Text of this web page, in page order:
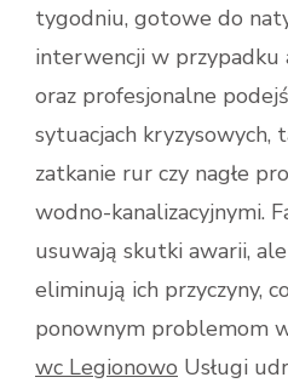
tygodniu, gotowe do
interwencji w przypadku
oraz profesjonalne
sytuacjach kryzysowych,
zatkanie rur czy nagłe
wodno-kanalizacyjnymi.
usuwają skutki awarii,
eliminują ich przyczyny,
ponownym problemom
wc Legionowo Usługi